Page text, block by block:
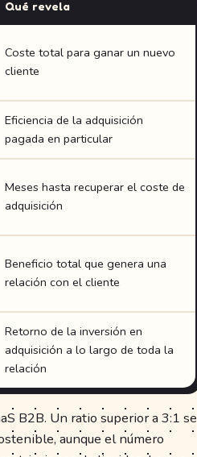
Qué revela
Coste total para ganar un nuevo
cliente
Eficiencia de la adquisición
pagada en particular
Meses hasta recuperar el coste de
adquisición
Beneficio total que genera una
relación con el cliente
Retorno de la inversión en
adquisición a lo largo de toda la
relación
B2B. Un ratio superior a 3:1 se
aunque el número